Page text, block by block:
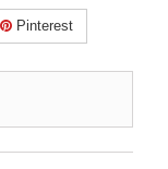
Pinterest